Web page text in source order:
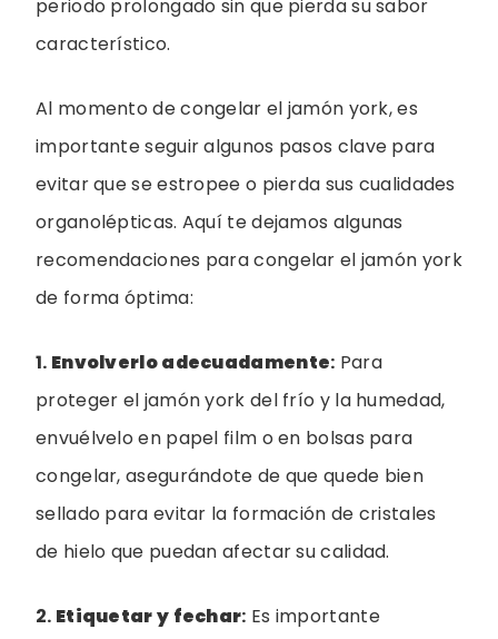
periodo prolongado sin que pierda su sabor
característico.
Al momento de congelar el jamón york, es
importante seguir algunos pasos clave para
evitar que se estropee o pierda sus cualidades
organolépticas. Aquí te dejamos algunas
recomendaciones para congelar el jamón york
de forma óptima:
1. Envolverlo adecuadamente: Para
proteger el jamón york del frío y la humedad,
envuélvelo en papel film o en bolsas para
congelar, asegurándote de que quede bien
sellado para evitar la formación de cristales
de hielo que puedan afectar su calidad.
2. Etiquetar y fechar: Es importante